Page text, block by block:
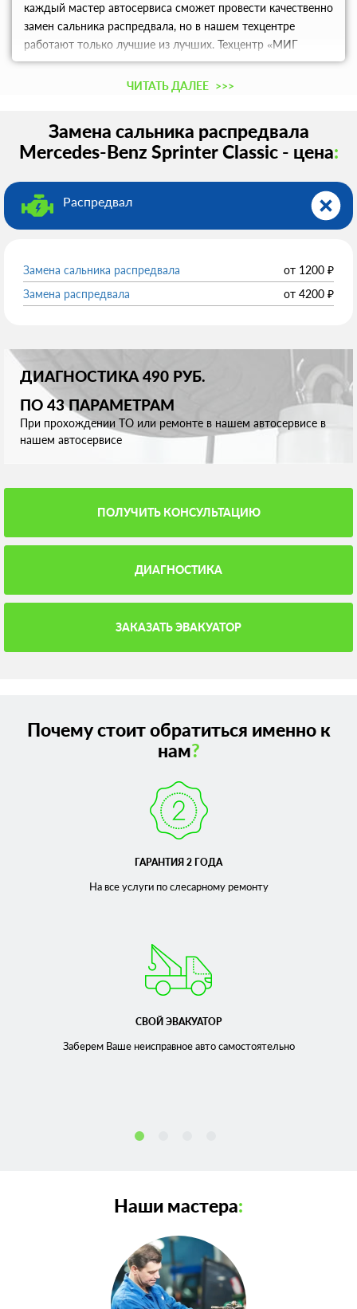
каждый мастер автосервиса сможет провести качественно
замен сальника распредвала, но в нашем техцентре
работают только лучшие из лучших. Техцентр «МИГ
Автосервис» всегда готов не только провести работу, но и
проконсультировать клиентов по любым возникшим
ЧИТАТЬ ДАЛЕЕ >>>
Замена сальника распредвала
Mercedes-Benz Sprinter Classic - цена:
Распредвал
Замена сальника распредвала от 1200 ₽
Замена распредвала
от 4200 ₽
ДИАГНОСТИКА 490 РУБ.
ПО 43 ПАРАМЕТРАМ
При прохождении ТО или ремонте в нашем автосервисе в
нашем автосервисе
ПОЛУЧИТЬ КОНСУЛЬТАЦИЮ
ДИАГНОСТИКА
ЗАКАЗАТЬ ЭВАКУАТОР
Почему стоит обратиться именно к
нам?
ГАРАНТИЯ 2 ГОДА
На все услуги по слесарномуремонту
СВОЙ ЭВАКУАТОР
Заберем Ваше неисправноеавто самостоятельно
Наши мастера: